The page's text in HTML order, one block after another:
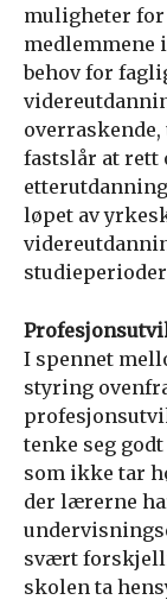
muligheter
medlemmene
behov for
fastslår at
løpet av
I spennet
styring
tenke seg
som ikke tar
der lærerne
svært
skolen ta